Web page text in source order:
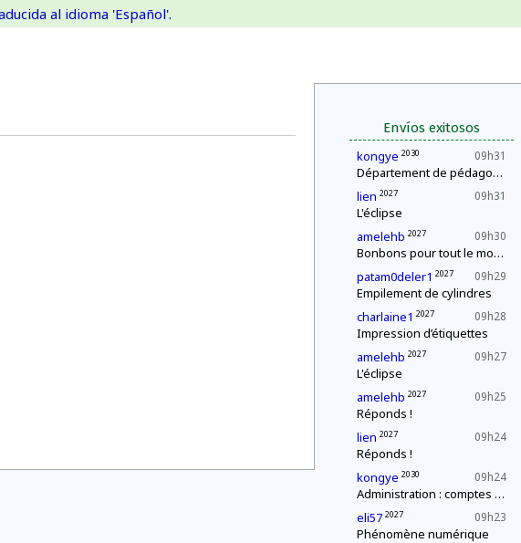
al idioma 'Español'.
Envíos exitosos
09h31
kongye 2030
Département de pédagogie : le « c'est plus, c'est moins »
09h31
lien 2027
L'éclipse
09h30
amelehb 2027
Bonbons pour tout le monde !
09h29
patam0deler1 2027
Empilement de cylindres
09h28
charlaine1 2027
Impression d’étiquettes
09h27
amelehb 2027
L'éclipse
09h25
amelehb 2027
Réponds !
09h24
lien 2027
Réponds !
09h24
kongye 2030
Administration : comptes annuels
09h23
eli57 2027
Phénomène numérique